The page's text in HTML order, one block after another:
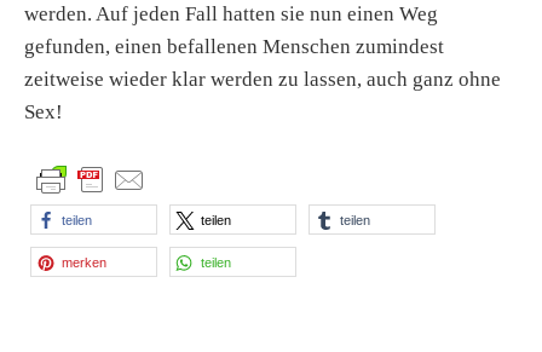
werden. Auf jeden Fall hatten sie nun einen Weg
gefunden, einen befallenen Menschen zumindest
zeitweise wieder klar werden zu lassen, auch ganz ohne
Sex!
teilen teilen teilen
merken teilen